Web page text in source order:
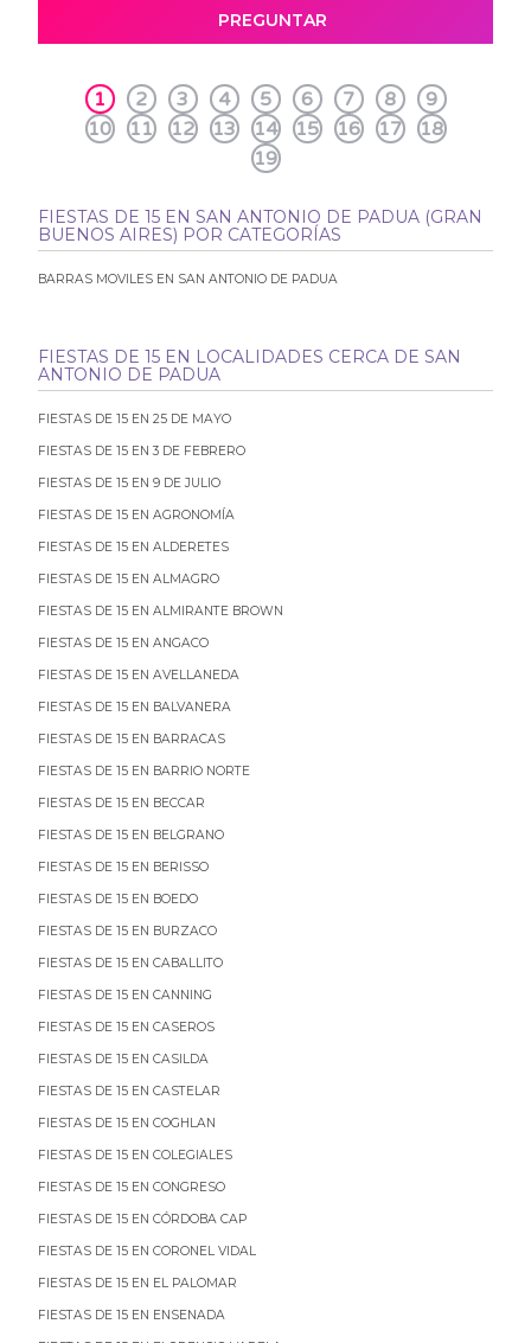
PREGUNTAR
1 2 3 4 5 6 7 8
9
10
11 12 13 14 15 16 17
18
19
FIESTAS DE 15 EN SAN ANTONIO DE PADUA (GRAN
BUENOS AIRES) POR CATEGORÍAS
BARRAS MOVILES EN SAN ANTONIO DE PADUA
FIESTAS DE 15 EN LOCALIDADES CERCA DE SAN
ANTONIO DE PADUA
FIESTAS DE 15 EN 25 DE MAYO
FIESTAS DE 15 EN 3 DE FEBRERO
FIESTAS DE 15 EN 9 DE JULIO
FIESTAS DE 15 EN AGRONOMÍA
FIESTAS DE 15 EN ALDERETES
FIESTAS DE 15 EN ALMAGRO
FIESTAS DE 15 EN ALMIRANTE BROWN
FIESTAS DE 15 EN ANGACO
FIESTAS DE 15 EN AVELLANEDA
FIESTAS DE 15 EN BALVANERA
FIESTAS DE 15 EN BARRACAS
FIESTAS DE 15 EN BARRIO NORTE
FIESTAS DE 15 EN BECCAR
FIESTAS DE 15 EN BELGRANO
FIESTAS DE 15 EN BERISSO
FIESTAS DE 15 EN BOEDO
FIESTAS DE 15 EN BURZACO
FIESTAS DE 15 EN CABALLITO
FIESTAS DE 15 EN CANNING
FIESTAS DE 15 EN CASEROS
FIESTAS DE 15 EN CASILDA
FIESTAS DE 15 EN CASTELAR
FIESTAS DE 15 EN COGHLAN
FIESTAS DE 15 EN COLEGIALES
FIESTAS DE 15 EN CONGRESO
FIESTAS DE 15 EN CÓRDOBA CAP
FIESTAS DE 15 EN CORONEL VIDAL
FIESTAS DE 15 EN EL PALOMAR
FIESTAS DE 15 EN ENSENADA